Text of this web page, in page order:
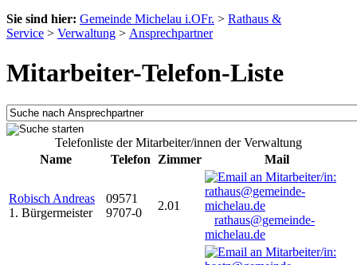
Sie sind hier: Gemeinde Michelau i.OFr. > Rathaus &
Service > Verwaltung > Ansprechpartner
Mitarbeiter-Telefon-Liste
Telefonliste der Mitarbeiter/innen der Verwaltung
Name
Telefon Zimmer Mail
Robisch Andreas
1. Bürgermeister
09571
9707-0
2.01
rathaus@gemeinde-
michelau.de